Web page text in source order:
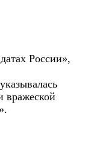
России»,
вражеской